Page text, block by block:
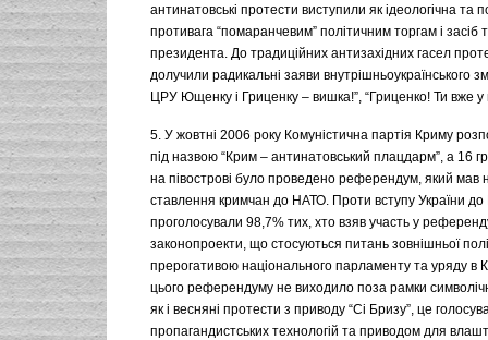
антинатовські протести виступили як ідеологічна та
противага “помаранчевим” політичним торгам і засіб
президента. До традиційних антизахідних гасел
долучили радикальні заяви внутрішньоукраїнського
ЦРУ Ющенку і Гриценку – вишка!”, “Гриценко! Ти вже у
5. У жовтні 2006 року Комуністична партія Криму
під назвою “Крим – антинатовський плацдарм”, а 16
на півострові було проведено референдум, який мав
ставлення кримчан до НАТО. Проти вступу України
проголосували 98,7% тих, хто взяв участь у
законопроекти, що стосуються питань зовнішньої
прерогативою національного парламенту та уряду в
цього референдуму не виходило поза рамки
як і весняні протести з приводу “Сі Бризу”, це
пропагандистських технологій та приводом для